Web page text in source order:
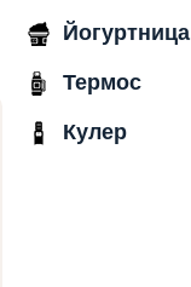
Йогуртница
Термос
Кулер